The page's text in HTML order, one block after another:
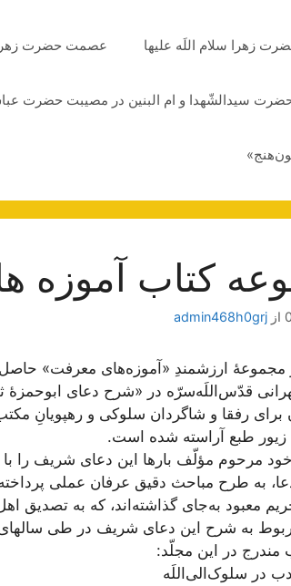
زهرا سلام اللَه علیها عصمت حضرت زهراء
سیدالشّهدا و ام البنین در مصیبت حضرت
کتاب آموزه
از admin468h0grj
مجموعۀ ارزشمندِ «آموزه‌های معرفت»
قدّس‌اللَه‌سرّه در «شرح دعای ابوحمزۀ
رفقا و شاگردان سلوکی و رهپویانِ
زیور طبع آراسته شده است.
خود مرحوم مؤلّف بارها این دعای شریف را با
به طرح مباحث دقیق عرفان عملی
معبود به‌جای گذاشته‌اند، که به
شرح این دعای شریف در طی سالهای 1414 تا 1416 هجری‌قمری
مندرج در این مجلّد:
در سلوک‌الی‌اللَه